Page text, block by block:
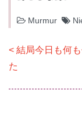
Murmur
投
稿
ナ
結局今日も何
た